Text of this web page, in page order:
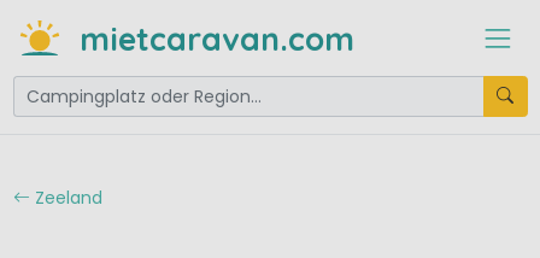
mietcaravan.com
Zeeland